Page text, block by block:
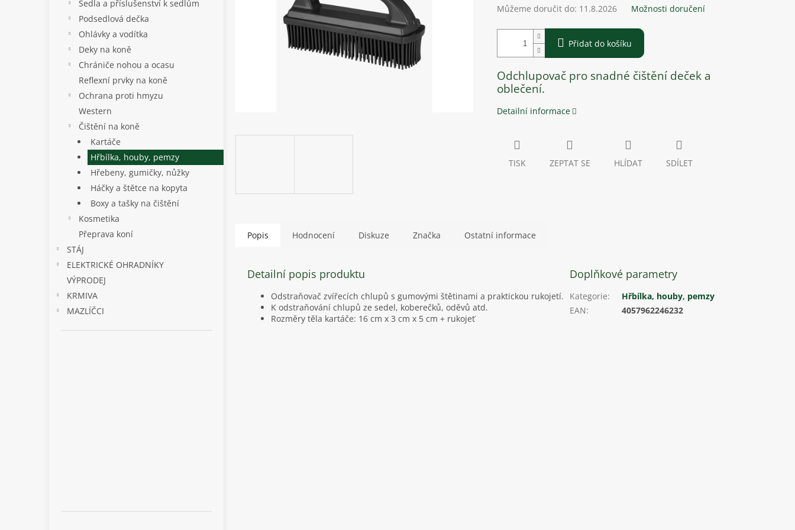
Sedla a příslušenství k sedlům
Podsedlová dečka
Ohlávky a vodítka
Deky na koně
Chrániče nohou a ocasu
Reflexní prvky na koně
Ochrana proti hmyzu
Western
Čištění na koně
Kartáče
Hřbílka, houby, pemzy
Hřebeny, gumičky, nůžky
Háčky a štětce na kopyta
Boxy a tašky na čištění
Kosmetika
Přeprava koní
STÁJ
ELEKTRICKÉ OHRADNÍKY
VÝPRODEJ
KRMIVA
MAZLÍČCI
Můžeme doručit do: 11.8.2026 Možnosti doručení
Přidat do košíku
Odchlupovač pro snadné čištění deček a
oblečení.
Detailní informace
TISK ZEPTAT SE HLÍDAT SDÍLET
Popis Hodnocení Diskuze Značka Ostatní informace
Detailní popis produktu
Odstraňovač zvířecích chlupů s gumovými štětinami a praktickou rukojetí.
K odstraňování chlupů ze sedel, koberečků, oděvů atd.
Rozměry těla kartáče: 16 cm x 3 cm x 5 cm + rukojeť
Doplňkové parametry
Kategorie:
Hřbílka, houby, pemzy
EAN: 4057962246232